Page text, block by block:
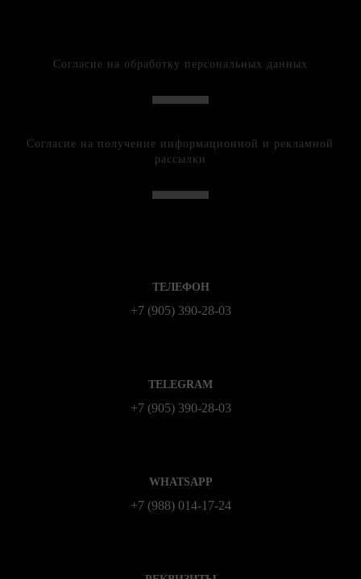
Согласие на обработку персональных данных
Согласие на получение информационной и рекламной
рассылки
ТЕЛЕФОН
+7 (905) 390-28-03
TELEGRAM
+7 (905) 390-28-03
WHATSAPP
+7 (988) 014‑17‑24